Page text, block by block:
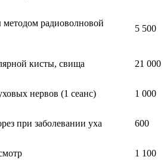
радиоволновой
5 500
кисты, свища 21 000
нервов (1 сеанс) 1 000
при заболевании уха 600
1 100